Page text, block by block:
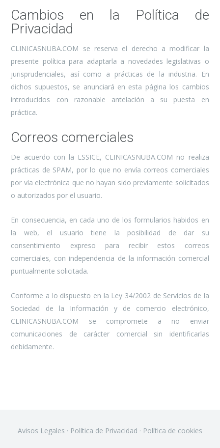
Cambios en la Política de
Privacidad
CLINICASNUBA.COM se reserva el derecho a modificar la
presente política para adaptarla a novedades legislativas o
jurisprudenciales, así como a prácticas de la industria. En
dichos supuestos, se anunciará en esta página los cambios
introducidos con razonable antelación a su puesta en
práctica.
Correos comerciales
De acuerdo con la LSSICE, CLINICASNUBA.COM no realiza
prácticas de SPAM, por lo que no envía correos comerciales
por vía electrónica que no hayan sido previamente solicitados
o autorizados por el usuario.
En consecuencia, en cada uno de los formularios habidos en
la web, el usuario tiene la posibilidad de dar su
consentimiento expreso para recibir estos correos
comerciales, con independencia de la información comercial
puntualmente solicitada.
Conforme a lo dispuesto en la Ley 34/2002 de Servicios de la
Sociedad de la Información y de comercio electrónico,
CLINICASNUBA.COM se compromete a no enviar
comunicaciones de carácter comercial sin identificarlas
debidamente.
Avisos Legales · Política de Privacidad · Política de cookies